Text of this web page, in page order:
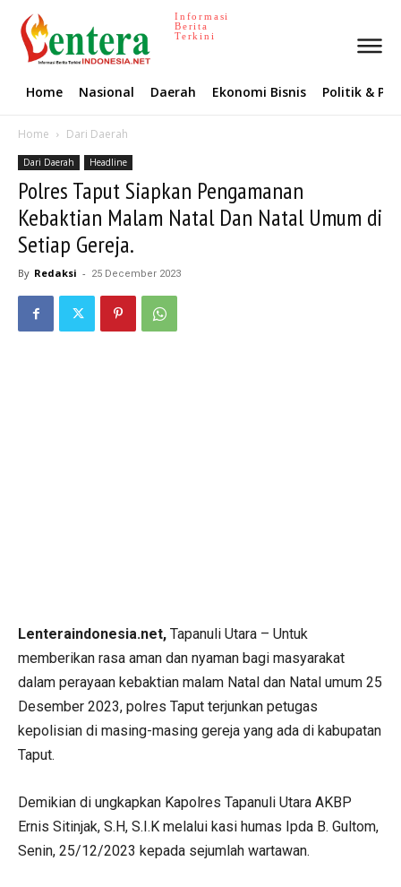
Informasi
Berita
Terkini
Home Nasional Daerah Ekonomi Bisnis Politik &
Home Dari Daerah
Dari Daerah Headline
Polres Taput Siapkan Pengamanan
Kebaktian Malam Natal Dan Natal Umum di
Setiap Gereja.
By Redaksi - 25 December 2023
Lenteraindonesia.net, Tapanuli Utara – Untuk
memberikan rasa aman dan nyaman bagi masyarakat
dalam perayaan kebaktian malam Natal dan Natal umum 25
Desember 2023, polres Taput terjunkan petugas
kepolisian di masing-masing gereja yang ada di kabupatan
Taput.
Demikian di ungkapkan Kapolres Tapanuli Utara AKBP
Ernis Sitinjak, S.H, S.I.K melalui kasi humas Ipda B. Gultom,
Senin, 25/12/2023 kepada sejumlah wartawan.